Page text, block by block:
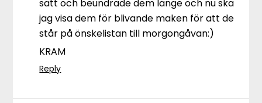
satt och beundrade dem länge och nu ska
jag visa dem för blivande maken för att de
står på önskelistan till morgongåvan:)
KRAM
Reply